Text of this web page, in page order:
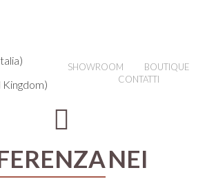
SHOWROOM
BOUTIQUE
CONTATTI
NEI